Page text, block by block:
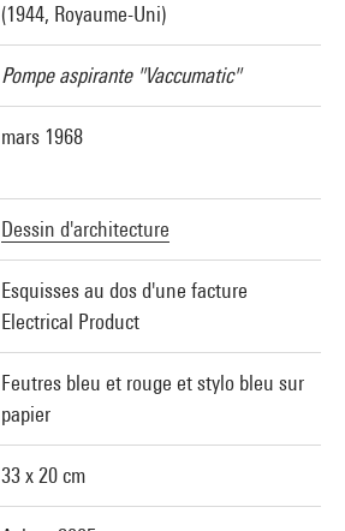
(1944, Royaume-Uni)
Pompe aspirante "Vaccumatic"
mars 1968
Dessin d'architecture
Esquisses au dos d'une facture
Electrical Product
Feutres bleu et rouge et stylo bleu sur
papier
33 x 20 cm